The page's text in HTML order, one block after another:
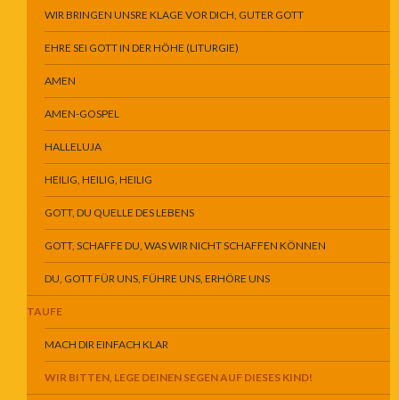
WIR BRINGEN UNSRE KLAGE VOR DICH, GUTER GOTT
EHRE SEI GOTT IN DER HÖHE (LITURGIE)
AMEN
AMEN-GOSPEL
HALLELUJA
HEILIG, HEILIG, HEILIG
GOTT, DU QUELLE DES LEBENS
GOTT, SCHAFFE DU, WAS WIR NICHT SCHAFFEN KÖNNEN
DU, GOTT FÜR UNS, FÜHRE UNS, ERHÖRE UNS
TAUFE
MACH DIR EINFACH KLAR
WIR BITTEN, LEGE DEINEN SEGEN AUF DIESES KIND!